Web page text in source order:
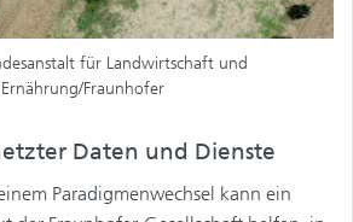
für Landwirtschaft und
Ernährung/Fraunhofer
Daten und Dienste
Paradigmenwechsel kann ein